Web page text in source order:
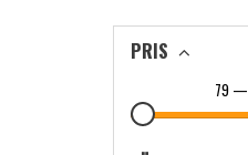
PRIS
79 —